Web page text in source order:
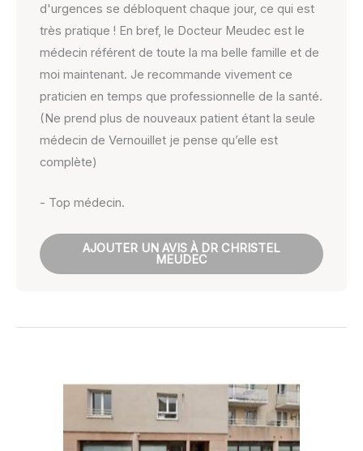
d'urgences se débloquent chaque jour, ce qui est
très pratique ! En bref, le Docteur Meudec est le
médecin référent de toute la ma belle famille et de
moi maintenant. Je recommande vivement ce
praticien en temps que professionnelle de la santé.
(Ne prend plus de nouveaux patient étant la seule
médecin de Vernouillet je pense qu’elle est
complète)
- Top médecin.
AJOUTER UN AVIS À DR CHRISTEL
MEUDEC